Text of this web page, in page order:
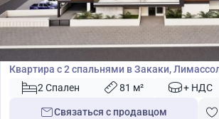
€330 000
Квартира
Квартира с 2 спальнями в Закаки,
Лимасол, Кипр № 41022
2 Спален 81 м² + НДС
Связаться с продавцом